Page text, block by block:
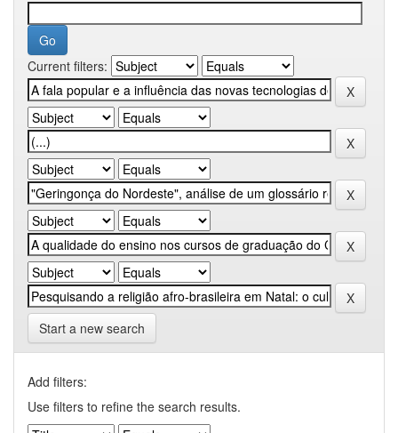
Current filters:
Start a new search
Add filters:
Use filters to refine the search results.